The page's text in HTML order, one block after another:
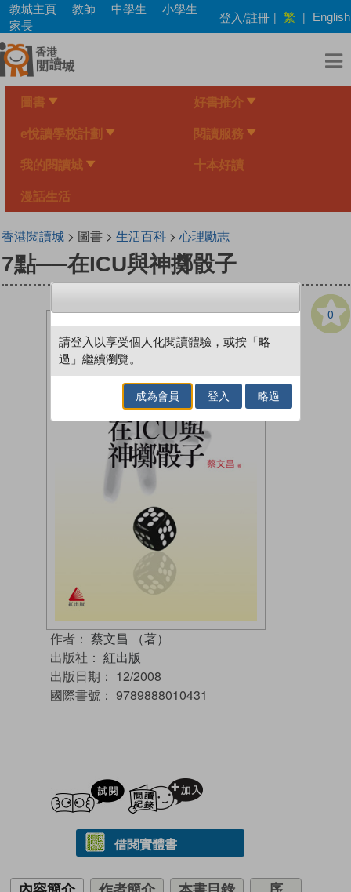
Skip
main
content
教城主頁 教師 中學生
小學生
家長
登入/註冊 | 繁 | English
圖書 好書推介
e悅讀學校計劃 閱讀服務
我的閱讀城 十本好讀
漫話生活
香港閱讀城> 圖書 > 生活百科> 心理勵志
7點──在ICU與神擲骰子
0
作者： 蔡文昌 （著）
出版社： 紅出版
出版日期： 12/2008
國際書號： 9789888010431
試閲
借閱實體書
請登入以享受個人化閱讀體驗，或按「略
過」繼續瀏覽。
成為會員 登入 略過